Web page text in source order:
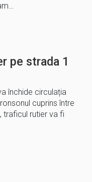
pe strada 1
închide circulația
cuprins între
traficul rutier va fi